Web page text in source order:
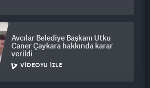
Avcılar Belediye Başkanı Utku
Caner Çaykara hakkında karar
verildi
VIDEOYU İZLE